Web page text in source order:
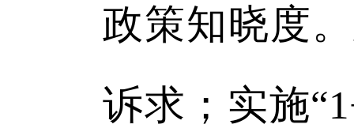
政策知晓度
诉求；实施